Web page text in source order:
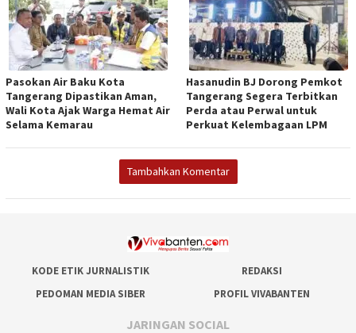
Pasokan Air Baku Kota
Tangerang Dipastikan Aman,
Wali Kota Ajak Warga Hemat Air
Selama Kemarau
Hasanudin BJ Dorong Pemkot
Tangerang Segera Terbitkan
Perda atau Perwal untuk
Perkuat Kelembagaan LPM
Tambahkan Komentar
KODE ETIK JURNALISTIK
REDAKSI
PEDOMAN MEDIA SIBER
PROFIL VIVABANTEN
JARINGAN SOCIAL